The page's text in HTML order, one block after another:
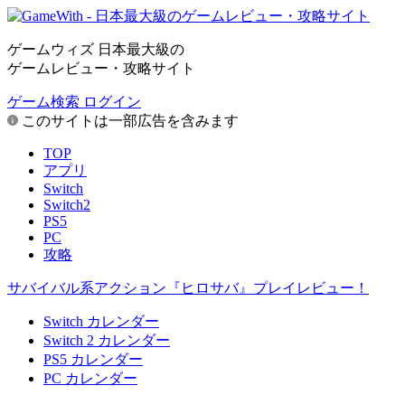
ゲームウィズ 日本最大級の
ゲームレビュー・攻略サイト
ゲーム検索 ログイン
このサイトは一部広告を含みます
TOP
アプリ
Switch
Switch2
PS5
PC
攻略
サバイバル系アクション『ヒロサバ』プレイレビュー！
Switch カレンダー
Switch 2 カレンダー
PS5 カレンダー
PC カレンダー